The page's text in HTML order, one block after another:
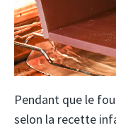
Pendant que le
selon la recette